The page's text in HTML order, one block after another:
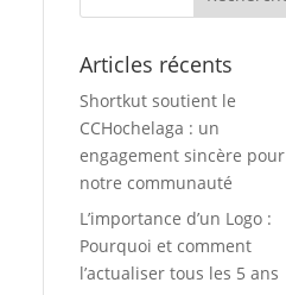
Articles récents
Shortkut soutient le
CCHochelaga : un
engagement sincère pour
notre communauté
L’importance d’un Logo :
Pourquoi et comment
l’actualiser tous les 5 ans